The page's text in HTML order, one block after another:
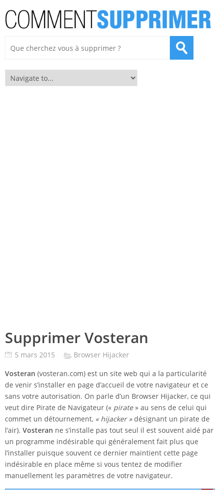
Supprimer Vosteran
5 mars 2015
Browser Hijacker
Vosteran (vosteran.com) est un site web qui a la particularité
de venir s’installer en page d’accueil de votre navigateur et ce
sans votre autorisation. On parle d’un Browser Hijacker, ce qui
veut dire Pirate de Navigateur (« pirate» au sens de celui qui
commet un détournement, « hijacker »désignant un pirate de
l’air). Vosteran ne s’installe pas tout seul il est souvent aidé par
un programme indésirable qui généralement fait plus que
l’installer puisque souvent ce dernier maintient cette page
indésirable en place même si vous tentez de modifier
manuellement les paramètres de votre navigateur.